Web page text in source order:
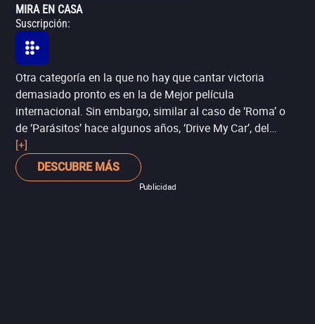
MIRA EN CASA
Suscripción:
Otra categoría en la que no hay que cantar victoria
demasiado pronto es en la de Mejor película
internacional. Sin embargo, similar al caso de ‘Roma’ o
de ‘Parásitos’ hace algunos años, ‘Drive My Car’, del
director japonés Ryūsuke Hamaguchi, también está
nominada en varias de las principales categorías
(incluyendo Mejor director y Mejor película). La
[+]
DESCUBRE MÁS
Publicidad